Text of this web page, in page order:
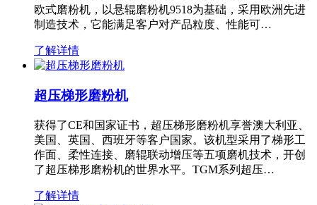
欧式磨粉机，以悬辊磨粉机9518为基础，采用欧洲先进
制造技术，它能满足客户对产品粒度、性能可…
了解详情
超压梯形磨粉机
获得了CE和国家证书，超压梯形磨粉机享誉澳大利亚、
美国、英国、西班牙等客户国家。该机型采用了梯形工
作面、柔性连接、磨辊联动增压等五项磨机技术，开创
了超压梯形磨粉机的世界水平。TGM系列超压…
了解详情